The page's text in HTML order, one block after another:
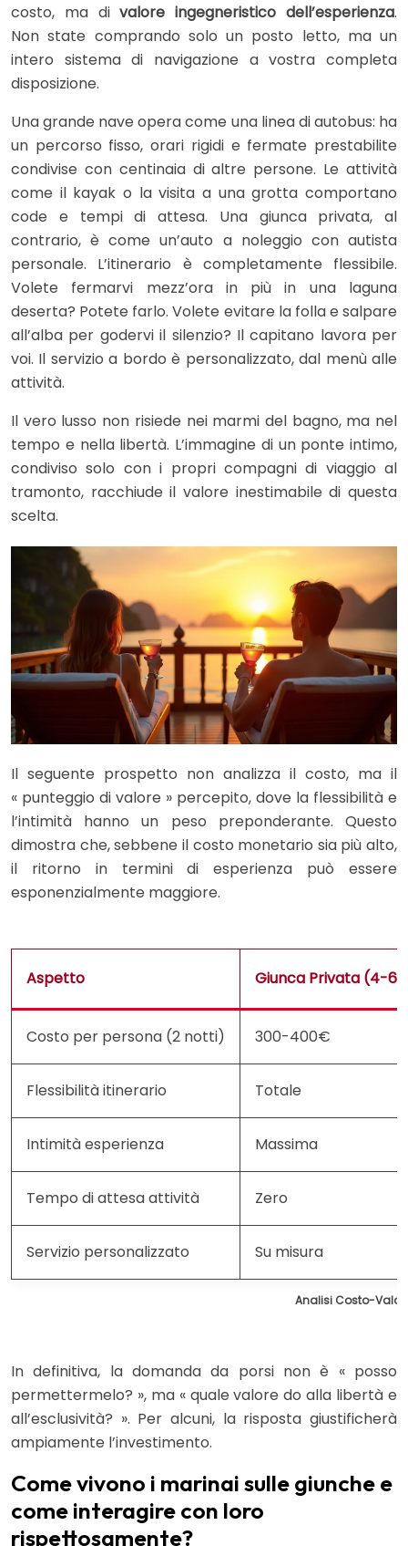
costo, ma divalore ingegneristico dell’esperienza.
Non state comprando solo un posto letto, ma un
intero sistema di navigazione a vostra completa
disposizione.
Una grande nave opera come una linea di autobus: ha
un percorso fisso, orari rigidi e fermate prestabilite
condivise con centinaia di altre persone. Le attività
come il kayak o la visita a una grotta comportano
code e tempi di attesa. Una giunca privata, al
contrario, è come un’auto a noleggio con autista
personale. L’itinerario è completamente flessibile.
Volete fermarvi mezz’ora in più in una laguna
deserta? Potete farlo. Volete evitare la folla e salpare
all’alba per godervi il silenzio? Il capitano lavora per
voi. Il servizio a bordo è personalizzato, dal menù alle
attività.
Il vero lusso non risiede nei marmi del bagno, ma nel
tempo e nella libertà. L’immagine di un ponte intimo,
condiviso solo con i propri compagni di viaggio al
tramonto, racchiude il valore inestimabile di questa
scelta.
Il seguente prospetto non analizza il costo, ma il
« punteggio di valore » percepito, dove la flessibilità e
l’intimità hanno un peso preponderante. Questo
dimostra che, sebbene il costo monetario sia più alto,
il ritorno in termini di esperienza può essere
esponenzialmente maggiore.
Analisi Costo-
Aspetto Giunca Privata (4-6
Costo per persona (2 notti) 300-400€
Flessibilità itinerario Totale
Intimità esperienza Massima
Tempo di attesa attività Zero
Servizio personalizzato Su misura
In definitiva, la domanda da porsi non è « posso
permettermelo? », ma « quale valore do alla libertà e
all’esclusività? ». Per alcuni, la risposta giustificherà
ampiamente l’investimento.
Come vivono i marinai sulle giunche e
come interagire con loro
rispettosamente?